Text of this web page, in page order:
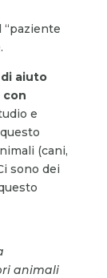
“paziente
aiuto
con
e
(cani,
sono dei
animali